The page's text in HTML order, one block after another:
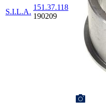
S.I.L.A.
151.37.118
190209